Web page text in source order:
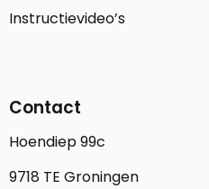
Instructievideo’s
Contact
Hoendiep 99c
9718 TE Groningen